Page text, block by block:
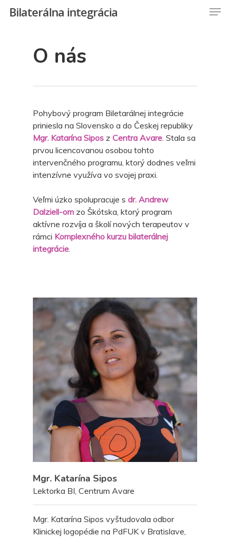
Bilaterálna integrácia
O nás
Pohybový program Biletarálnej integrácie
priniesla na Slovensko a do Českej republiky
Mgr. Katarína Sipos z Centra Avare. Stala sa
prvou licencovanou osobou tohto
intervenčného programu, ktorý dodnes veľmi
intenzívne využíva vo svojej praxi.
Veľmi úzko spolupracuje s dr. Andrew
Dalziell-om zo Škótska, ktorý program
aktívne rozvíja a školí nových terapeutov v
rámci Komplexného kurzu bilaterálnej
integrácie.
Mgr. Katarína Sipos
Lektorka BI, Centrum Avare
Mgr. Katarína Sipos vyštudovala odbor
Klinickej logopédie na PdFUK v Bratislave,